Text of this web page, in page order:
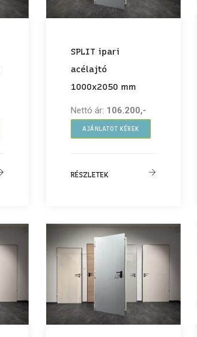
SPLIT ipari
acélajtó
1000x2050 mm
Nettó ár: 106.200,-
AJÁNLATOT KÉREK
RÉSZLETEK